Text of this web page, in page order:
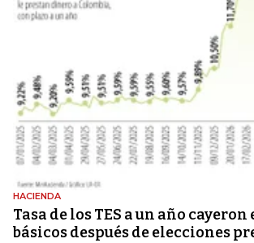
HACIENDA
Tasa de los TES a un año cayeron
básicos después de elecciones